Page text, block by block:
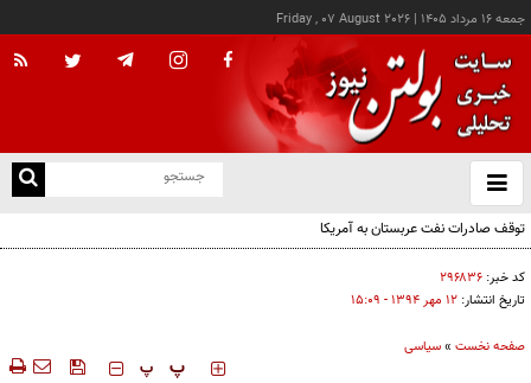
جمعه ۱۶ مرداد ۱۴۰۵ |
Friday , 07 August 2026
باز
و
توقف صادرات نفت عربستان به آمریکا
کد خبر: ۲۹۶۸۳۶
تاریخ انتشار: ۱۲ مهر ۱۳۹۴ - ۱۵:۰۹
صفحه نخست »سیاسی
‍‍‍ پ پ